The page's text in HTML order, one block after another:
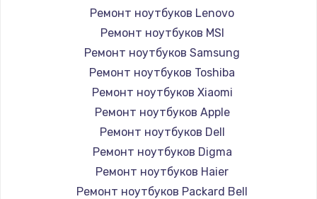
Ремонт ноутбуков Lenovo
Ремонт ноутбуков MSI
Ремонт ноутбуков Samsung
Ремонт ноутбуков Toshiba
Ремонт ноутбуков Xiaomi
Ремонт ноутбуков Apple
Ремонт ноутбуков Dell
Ремонт ноутбуков Digma
Ремонт ноутбуков Haier
Ремонт ноутбуков Packard Bell